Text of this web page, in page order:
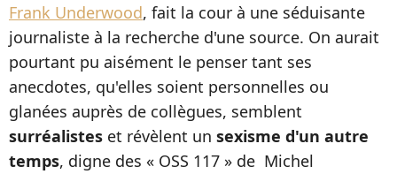
Frank Underwood, fait la cour à une séduisante
journaliste à la recherche d'une source. On aurait
pourtant pu aisément le penser tant ses
anecdotes, qu'elles soient personnelles ou
glanées auprès de collègues, semblent
surréalistes et révèlent un sexisme d'un autre
temps, digne des « OSS 117 » de Michel